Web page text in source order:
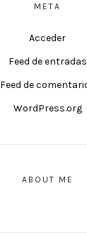
META
Acceder
Feed de entradas
Feed de
WordPress.org
ABOUT ME